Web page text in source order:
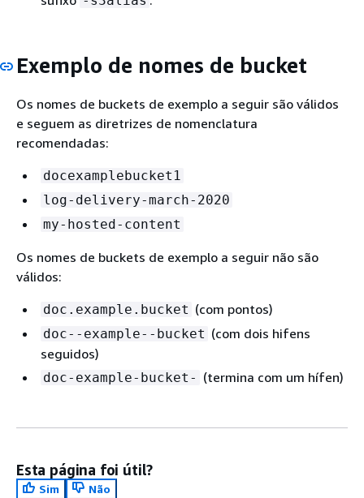
Exemplo de nomes de bucket
Os nomes de buckets de exemplo a seguir são válidos
e seguem as diretrizes de nomenclatura
recomendadas:
docexamplebucket1
log-delivery-march-2020
my-hosted-content
Os nomes de buckets de exemplo a seguir não são
válidos:
doc.example.bucket (com pontos)
doc--example--bucket (com dois hifens
seguidos)
doc-example-bucket- (termina com um hífen)
Esta página foi útil?
Sim
Não